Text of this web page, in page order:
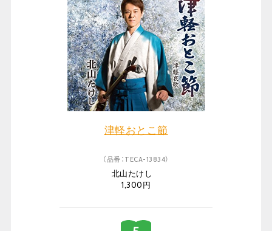
津軽おとこ節
（品番：TECA-13834）
北山たけし
1,300円